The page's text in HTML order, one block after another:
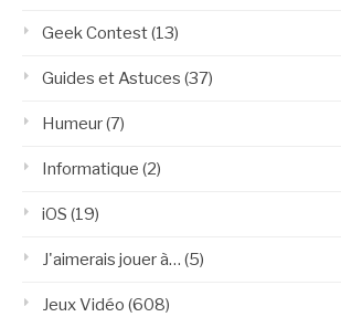
Geek Contest(13)
Guides et Astuces (37)
Humeur(7)
Informatique (2)
iOS (19)
J'aimerais jouer à… (5)
Jeux Vidéo (608)